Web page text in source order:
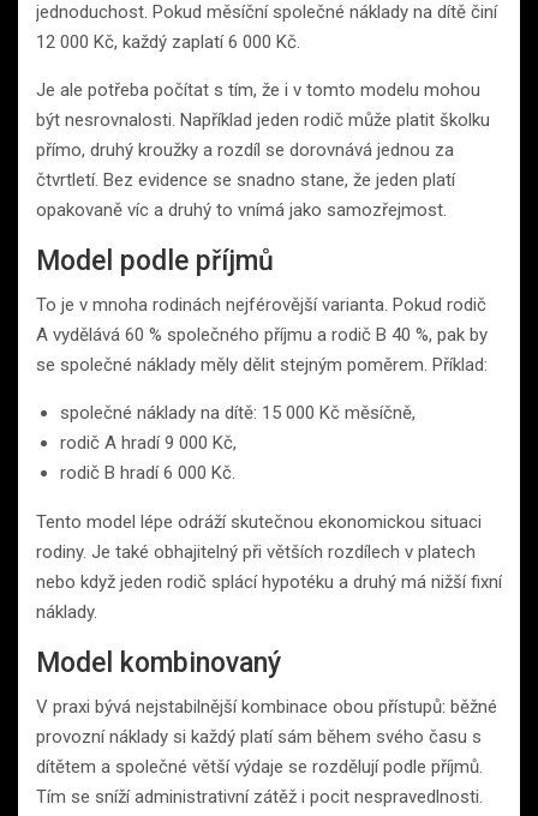
jednoduchost. Pokud měsíční společné náklady na dítě činí
12 000 Kč, každý zaplatí 6 000 Kč.
Je ale potřeba počítat s tím, že i v tomto modelu mohou
být nesrovnalosti. Například jeden rodič může platit školku
přímo, druhý kroužky a rozdíl se dorovnává jednou za
čtvrtletí. Bez evidence se snadno stane, že jeden platí
opakovaně víc a druhý to vnímá jako samozřejmost.
Model podle příjmů
To je v mnoha rodinách nejférovější varianta. Pokud rodič
A vydělává 60 % společného příjmu a rodič B 40 %, pak by
se společné náklady měly dělit stejným poměrem. Příklad:
společné náklady na dítě: 15 000 Kč měsíčně,
rodič A hradí 9 000 Kč,
rodič B hradí 6 000 Kč.
Tento model lépe odráží skutečnou ekonomickou situaci
rodiny. Je také obhajitelný při větších rozdílech v platech
nebo když jeden rodič splácí hypotéku a druhý má nižší fixní
náklady.
Model kombinovaný
V praxi bývá nejstabilnější kombinace obou přístupů: běžné
provozní náklady si každý platí sám během svého času s
dítětem a společné větší výdaje se rozdělují podle příjmů.
Tím se sníží administrativní zátěž i pocit nespravedlnosti.